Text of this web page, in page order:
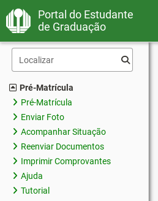
Portal do Estudante
de Graduação
Pré-Matrícula
Pré-Matrícula
Enviar Foto
Acompanhar Situação
Reenviar Documentos
Imprimir Comprovantes
Ajuda
Tutorial